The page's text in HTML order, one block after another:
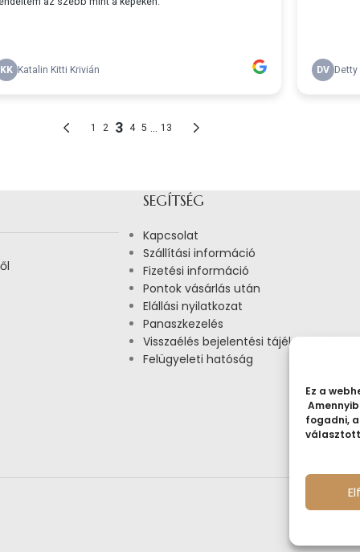
Ez a
fogadni,
SEGÍTSÉG
Kapcsolat
Szállítási információ
Fizetési információ
Pontok vásárlás után
Elállási nyilatkozat
Panaszkezelés
Visszaélés bejelentési tájékoztató
Felügyeleti hatóság